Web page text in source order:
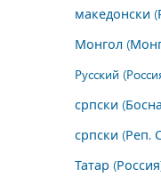
македонски
Монгол
Русский
српски
српски (Реп.
Татар